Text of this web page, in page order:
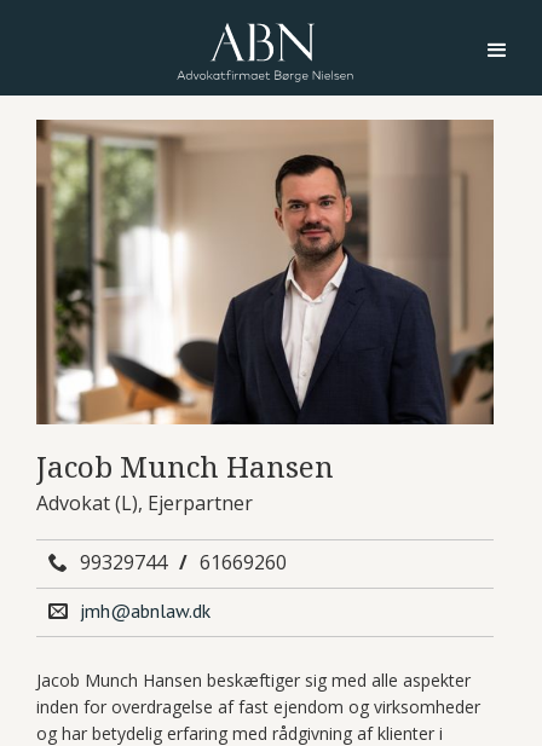
Jacob Munch Hansen
Advokat (L), Ejerpartner
 99329744 / 61669260
 jmh@abnlaw.dk
Jacob Munch Hansen beskæftiger sig med alle aspekter
inden for overdragelse af fast ejendom og virksomheder
og har betydelig erfaring med rådgivning af klienter i